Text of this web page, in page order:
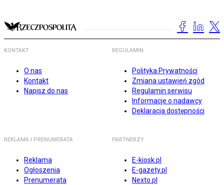
KONTAKT
O nas
Kontakt
Napisz do nas
REGULAMIN
Polityka Prywatności
Zmiana ustawień zgód
Regulamin serwisu
Informacje o nadawcy
Deklaracja dostępności
REKLAMA I PRENUMERATA
Reklama
Ogłoszenia
Prenumerata
PARTNERZY
E-kiosk.pl
E-gazety.pl
Nexto.pl